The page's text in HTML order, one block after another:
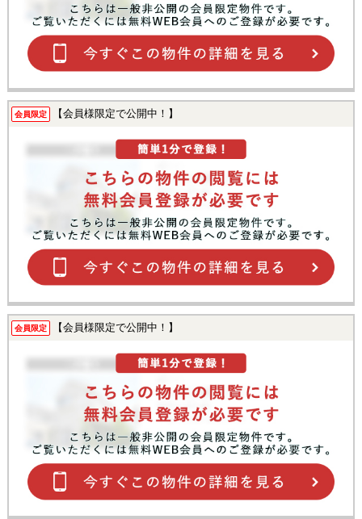
会員限定 【会員様限定で公開中！】
会員限定 【会員様限定で公開中！】